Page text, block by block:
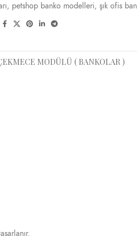
, petshop banko modelleri, şık ofis
MODÜLÜ ( BANKOLAR )